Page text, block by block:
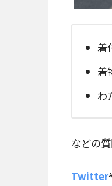
着
着
わ
などの
Twitter